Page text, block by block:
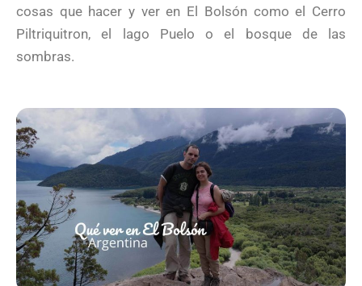
cosas que hacer y ver en El Bolsón como el Cerro
Piltriquitron, el lago Puelo o el bosque de las
sombras.